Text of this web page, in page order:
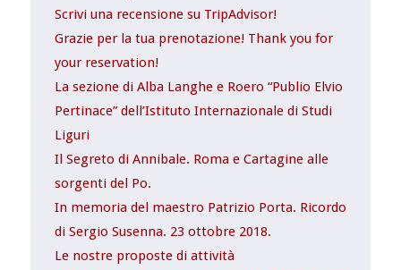
Scrivi una recensione su TripAdvisor!
Grazie per la tua prenotazione! Thank you for
your reservation!
La sezione di Alba Langhe e Roero “Publio Elvio
Pertinace” dell’Istituto Internazionale di Studi
Liguri
Il Segreto di Annibale. Roma e Cartagine alle
sorgenti del Po.
In memoria del maestro Patrizio Porta. Ricordo
di Sergio Susenna. 23 ottobre 2018.
Le nostre proposte di attività